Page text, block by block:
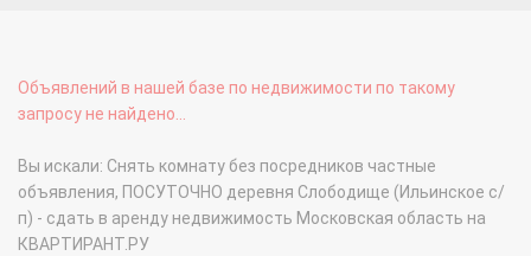
Объявлений в нашей базе по недвижимости по такому
запросу не найдено...
Вы искали: Снять комнату без посредников частные
объявления, ПОСУТОЧНО деревня Слободище (Ильинское с/
п) - сдать в аренду недвижимость Московская область на
КВАРТИРАНТ.РУ